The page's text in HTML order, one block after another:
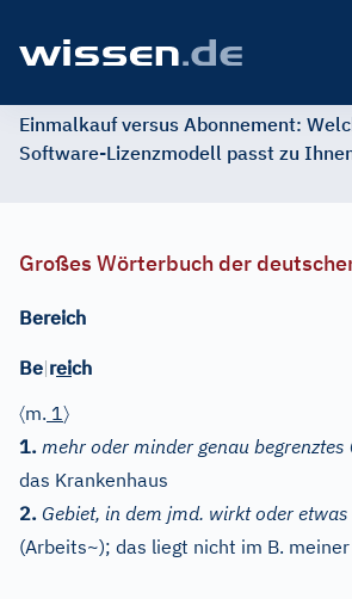
Einmalkauf versus Abonnement:
Software-Lizenzmodell passt zu
Großes Wörterbuch der
Bereich
Be|reich
〈m. 1〉
1. mehr oder minder genau begrenztes
das Krankenhaus
2. Gebiet, in dem jmd. wirkt oder
(Arbeits~); das liegt nicht im B.